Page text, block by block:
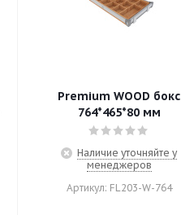
Premium WOOD бокс
764*465*80 мм
Наличие уточняйте у
менеджеров
Артикул: FL203-W-764